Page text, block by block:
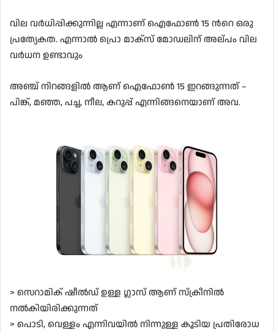
വില വർധിപ്പിക്കുന്നില്ല എന്നാണ് ഐഫോൺ 15 ൻറെ ഒരു
പ്രത്യേകത. എന്നാൽ പ്രൊ മാക്സ് മോഡലിന് അല്പം വില
വർധന ഉണ്ടാവും
അഞ്ച് നിറങ്ങളിൽ ആണ് ഐഫോൺ 15 ഇറങ്ങുന്നത് –
പിങ്ക്, മഞ്ഞ, പച്ച, നീല, കറുപ്പ് എന്നിങ്ങനെയാണ് അവ.
> സെറാമിക് ഷീൽഡ് ഉള്ള ഗ്ലാസ് ആണ് സ്‌ക്രീനിൽ
നൽകിയിരിക്കുന്നത്
> പൊടി, വെള്ളം എന്നിവയിൽ നിന്നുള്ള കൂടിയ പ്രതിരോധ